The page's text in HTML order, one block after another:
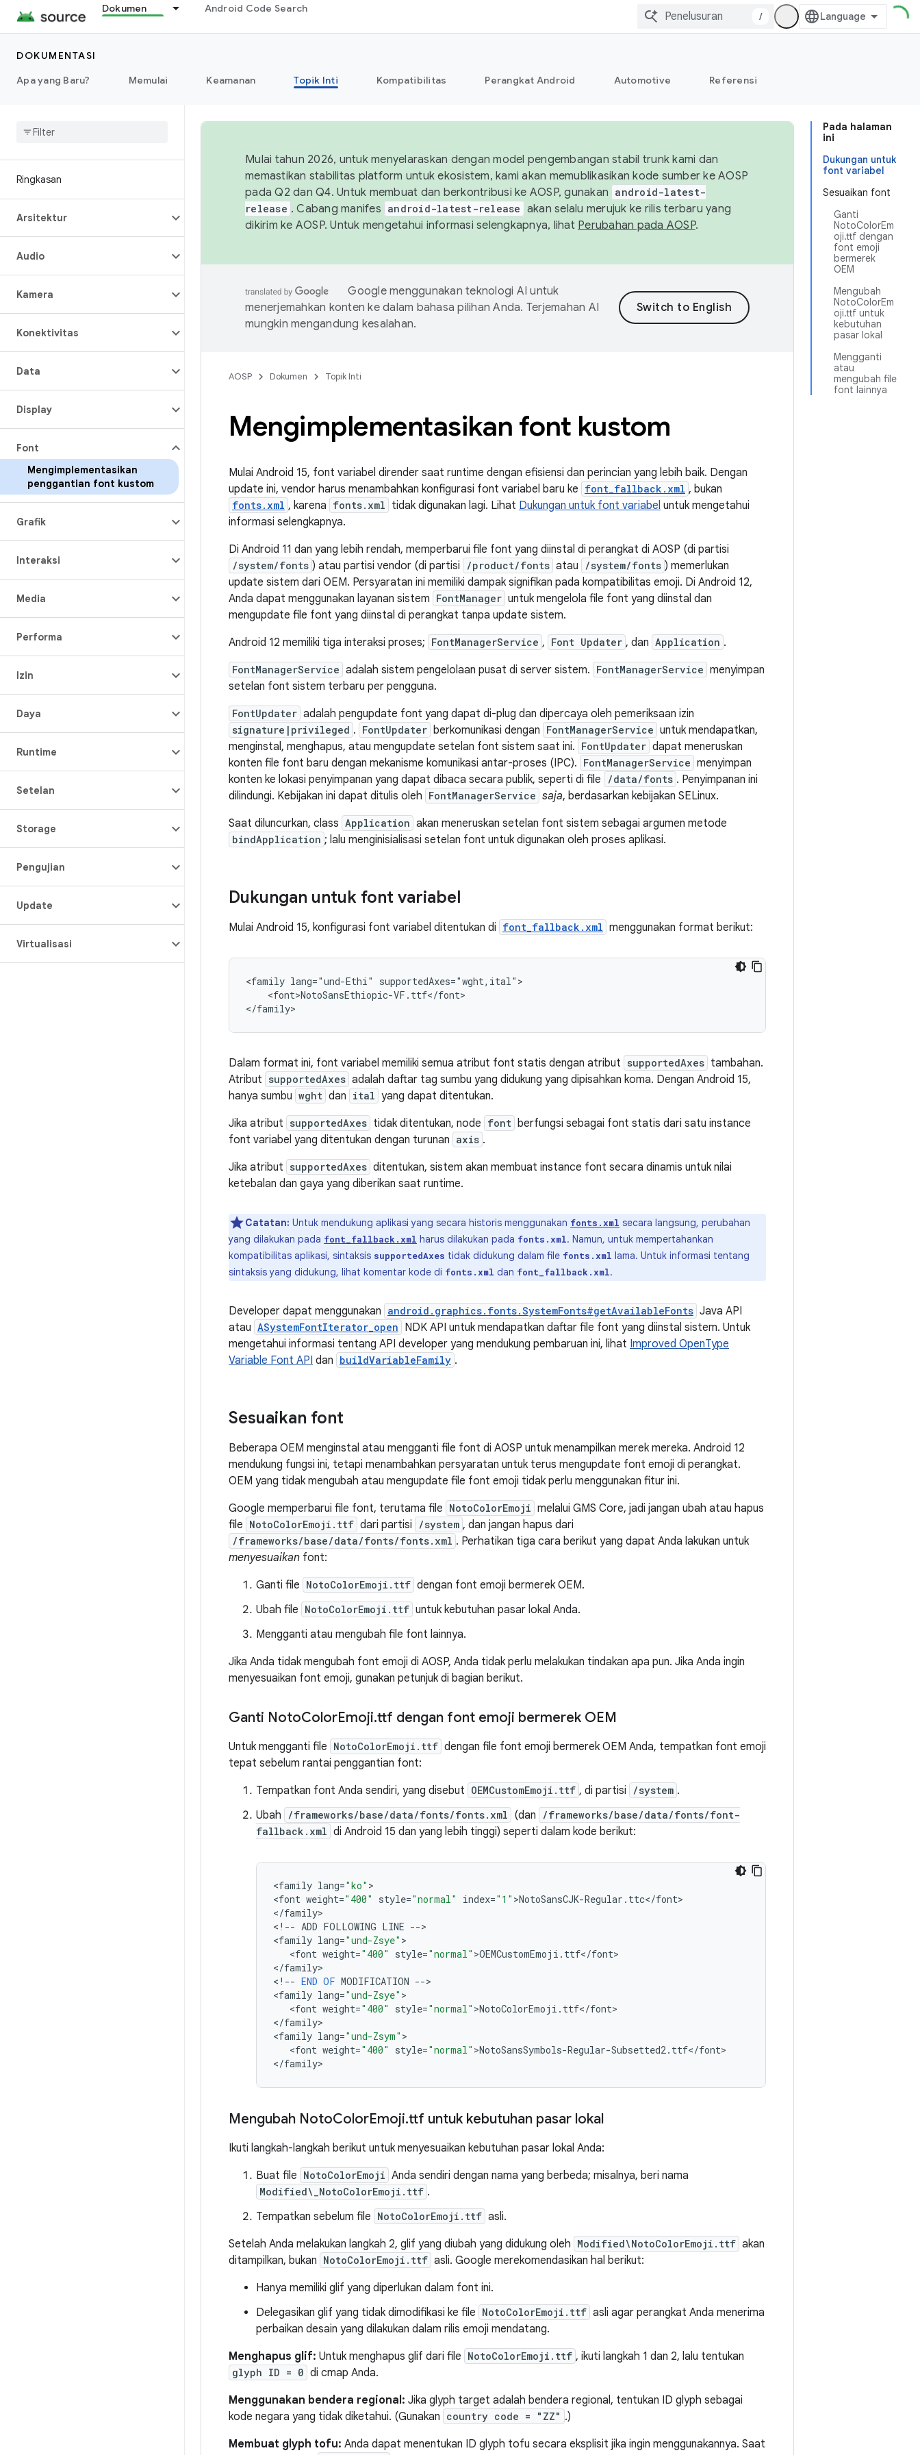
Dokumen Android Code Search
/
DOKUMENTASI
Apa yang Baru?
Memulai Keamanan Topik Inti Kompatibilitas Perangkat Android Automotive Referensi
Ringkasan
Arsitektur
Audio
Kamera
Konektivitas
Data
Display
Font
Mengimplementasikan
penggantian font kustom
Grafik
Interaksi
Media
Performa
Izin
Daya
Runtime
Setelan
Storage
Pengujian
Update
Virtualisasi
Pada halaman
ini
Dukungan untuk
font variabel
Sesuaikan font
Ganti
NotoColorEm
oji.ttf dengan
font emoji
bermerek
OEM
Mengubah
NotoColorEm
oji.ttf untuk
kebutuhan
pasar lokal
Mengganti
atau
mengubah file
font lainnya
Mulai tahun 2026, untuk menyelaraskan dengan model pengembangan stabil trunk kami dan
memastikan stabilitas platform untuk ekosistem, kami akan memublikasikan kode sumber ke AOSP
pada Q2 dan Q4. Untuk membuat dan berkontribusi ke AOSP, gunakan android-latest-
release . Cabang manifes android-latest-release akan selalu merujuk ke rilis terbaru yang
dikirim ke AOSP. Untuk mengetahui informasi selengkapnya, lihat Perubahan pada AOSP.
Google menggunakan teknologi AI untuk
menerjemahkan konten ke dalam bahasa pilihan Anda. Terjemahan AI
mungkin mengandung kesalahan.
AOSP Dokumen Topik Inti
Mengimplementasikan font kustom
Mulai Android 15, font variabel dirender saat runtime dengan efisiensi dan perincian yang lebih baik. Dengan
update ini, vendor harus menambahkan konfigurasi font variabel baru ke font_fallback.xml , bukan
fonts.xml , karena fonts.xml tidak digunakan lagi. Lihat Dukungan untuk font variabel untuk mengetahui
informasi selengkapnya.
Di Android 11 dan yang lebih rendah, memperbarui file font yang diinstal di perangkat di AOSP (di partisi
/system/fonts ) atau partisi vendor (di partisi /product/fonts atau /system/fonts ) memerlukan
update sistem dari OEM. Persyaratan ini memiliki dampak signifikan pada kompatibilitas emoji. Di Android 12,
Anda dapat menggunakan layanan sistem FontManager untuk mengelola file font yang diinstal dan
mengupdate file font yang diinstal di perangkat tanpa update sistem.
Android 12 memiliki tiga interaksi proses; FontManagerService , Font Updater , dan Application .
FontManagerService adalah sistem pengelolaan pusat di server sistem. FontManagerService menyimpan
setelan font sistem terbaru per pengguna.
FontUpdater adalah pengupdate font yang dapat di-plug dan dipercaya oleh pemeriksaan izin
signature|privileged . FontUpdater berkomunikasi dengan FontManagerService untuk mendapatkan,
menginstal, menghapus, atau mengupdate setelan font sistem saat ini. FontUpdater dapat meneruskan
konten file font baru dengan mekanisme komunikasi antar-proses (IPC). FontManagerService menyimpan
konten ke lokasi penyimpanan yang dapat dibaca secara publik, seperti di file
/data/fonts . Penyimpanan ini
dilindungi. Kebijakan ini dapat ditulis oleh FontManagerService saja, berdasarkan kebijakan SELinux.
Saat diluncurkan, class Application akan meneruskan setelan font sistem sebagai argumen metode
bindApplication ; lalu menginisialisasi setelan font untuk digunakan oleh proses aplikasi.
Dukungan untuk font variabel
Mulai Android 15, konfigurasi font variabel ditentukan di font_fallback.xml menggunakan format berikut:
<family lang="und-Ethi" supportedAxes="wght,ital">
    <font>NotoSansEthiopic-VF.ttf</font>
Dalam format ini, font variabel memiliki semua atribut font statis dengan atribut supportedAxes tambahan.
Atribut supportedAxes adalah daftar tag sumbu yang didukung yang dipisahkan koma. Dengan Android 15,
hanya sumbu wght dan ital yang dapat ditentukan.
Jika atribut supportedAxes tidak ditentukan, node font berfungsi sebagai font statis dari satu instance
font variabel yang ditentukan dengan turunan axis .
Jika atribut supportedAxes ditentukan, sistem akan membuat instance font secara dinamis untuk nilai
ketebalan dan gaya yang diberikan saat runtime.
Catatan: Untuk mendukung aplikasi yang secara historis menggunakan fonts.xml secara langsung, perubahan
yang dilakukan pada font_fallback.xml harus dilakukan pada fonts.xml. Namun, untuk mempertahankan
kompatibilitas aplikasi, sintaksis supportedAxes tidak didukung dalam file fonts.xml lama. Untuk informasi tentang
sintaksis yang didukung, lihat komentar kode di fonts.xml dan font_fallback.xml.
Developer dapat menggunakan android.graphics.fonts.SystemFonts#getAvailableFonts Java API
atau ASystemFontIterator_open NDK API untuk mendapatkan daftar file font yang diinstal sistem. Untuk
mengetahui informasi tentang API developer yang mendukung pembaruan ini, lihat Improved OpenType
Variable Font API dan buildVariableFamily .
Sesuaikan font
Beberapa OEM menginstal atau mengganti file font di AOSP untuk menampilkan merek mereka. Android 12
mendukung fungsi ini, tetapi menambahkan persyaratan untuk terus mengupdate font emoji di perangkat.
OEM yang tidak mengubah atau mengupdate file font emoji tidak perlu menggunakan fitur ini.
Google memperbarui file font, terutama file NotoColorEmoji melalui GMS Core, jadi jangan ubah atau hapus
file NotoColorEmoji.ttf dari partisi /system , dan jangan hapus dari
/frameworks/base/data/fonts/fonts.xml . Perhatikan tiga cara berikut yang dapat Anda lakukan untuk
menyesuaikan font:
Ganti file NotoColorEmoji.ttf dengan font emoji bermerek OEM.
Ubah file NotoColorEmoji.ttf untuk kebutuhan pasar lokal Anda.
Mengganti atau mengubah file font lainnya.
Jika Anda tidak mengubah font emoji di AOSP, Anda tidak perlu melakukan tindakan apa pun. Jika Anda ingin
menyesuaikan font emoji, gunakan petunjuk di bagian berikut.
Ganti NotoColorEmoji.ttf dengan font emoji bermerek OEM
Untuk mengganti file NotoColorEmoji.ttf dengan file font emoji bermerek OEM Anda, tempatkan font emoji
tepat sebelum rantai penggantian font:
Tempatkan font Anda sendiri, yang disebut OEMCustomEmoji.ttf , di partisi /system .
Ubah
/frameworks/base/data/fonts/fonts.xml (dan
/frameworks/base/data/fonts/font-
fallback.xml di Android 15 dan yang lebih tinggi) seperti dalam kode berikut:
<family lang="ko" >
<font weight="400" style="normal" index="1" >NotoSansCJK-Regular . ttc</font>
</family>
< ! -- ADD FOLLOWING LINE -->
<family lang="und-Zsye" >
   <
font weight="400" style="normal" >OEMCustomEmoji . ttf</font>
</family>
< ! -- END OF MODIFICATION -->
<family lang="und-Zsye" >
   <
font weight="400" style="normal" >NotoColorEmoji . ttf</font>
</family>
<family lang="und-Zsym" >
   <
font weight="400" style="normal" >NotoSansSymbols-Regular-Subsetted2. ttf</font>
</family
Mengubah NotoColorEmoji.ttf untuk kebutuhan pasar lokal
Ikuti langkah-langkah berikut untuk menyesuaikan kebutuhan pasar lokal Anda:
Buat file NotoColorEmoji Anda sendiri dengan nama yang berbeda; misalnya, beri nama
Modified\_NotoColorEmoji.ttf .
Tempatkan sebelum file NotoColorEmoji.ttf asli.
Setelah Anda melakukan langkah 2, glif yang diubah yang didukung oleh Modified\NotoColorEmoji.ttf akan
ditampilkan, bukan NotoColorEmoji.ttf asli. Google merekomendasikan hal berikut:
Hanya memiliki glif yang diperlukan dalam font ini.
Delegasikan glif yang tidak dimodifikasi ke file NotoColorEmoji.ttf asli agar perangkat Anda menerima
perbaikan desain yang dilakukan dalam rilis emoji mendatang.
Menghapus glif: Untuk menghapus glif dari file NotoColorEmoji.ttf , ikuti langkah 1 dan 2, lalu tentukan
glyph ID = 0 di cmap Anda.
Menggunakan bendera regional: Jika glyph target adalah bendera regional, tentukan ID glyph sebagai
kode negara yang tidak diketahui. (Gunakan country code = "ZZ" .)
Membuat glyph tofu: Anda dapat menentukan ID glyph tofu secara eksplisit jika ingin menggunakannya. Saat